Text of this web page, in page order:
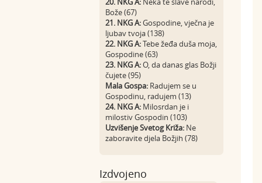
Bože (67)
21. NKG A:Gospodine, vječna je
ljubav tvoja (138)
22. NKG A:Tebe žeđa duša moja,
Gospodine (63)
23. NKG A:O, da danas glas Božji
čujete (95)
Mala Gospa: Radujem se u
Gospodinu, radujem (13)
24. NKG A: Milosrdan je i
milostiv Gospodin (103)
Uzvišenje Svetog Križa: Ne
zaboravite djela Božjih (78)
Izdvojeno